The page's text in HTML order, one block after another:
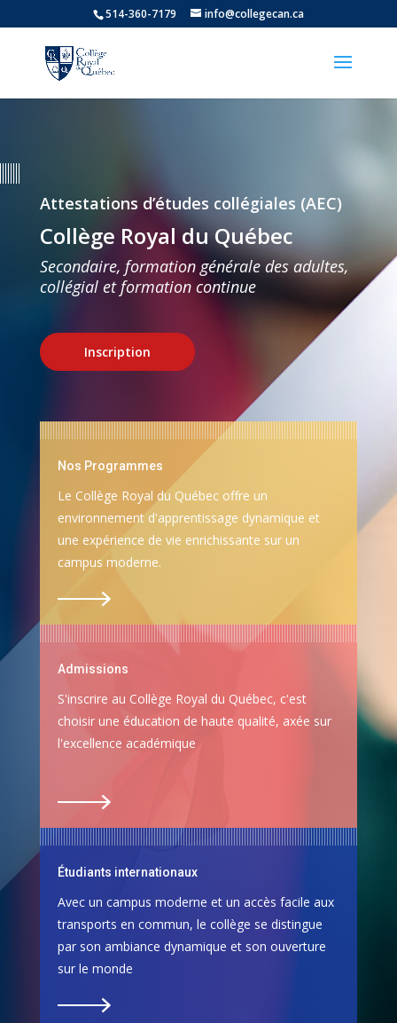
514-360-7179 info@collegecan.ca
Attestations d’études collégiales (AEC)
Collège Royal du Québec
Secondaire, formation générale des adultes,
collégial et formation continue
Inscription
Nos Programmes
Le Collège Royal du Québec offre un
environnement d'apprentissage dynamique et
une expérience de vie enrichissante sur un
campus moderne.
Admissions
S'inscrire au Collège Royal du Québec, c'est
choisir une éducation de haute qualité, axée sur
l'excellence académique
Étudiants internationaux
Avec un campus moderne et un accès facile aux
transports en commun, le collège se distingue
par son ambiance dynamique et son ouverture
sur le monde